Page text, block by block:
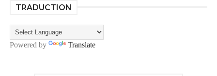
TRADUCTION
Powered by Translate